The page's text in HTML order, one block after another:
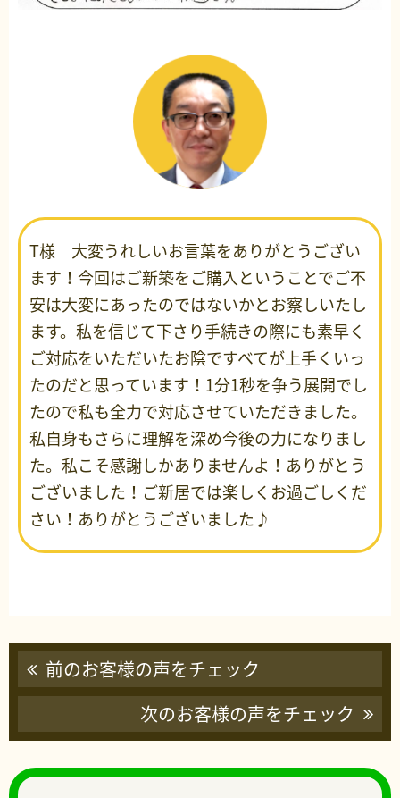
T様 大変うれしいお言葉をありがとうござい
ます！今回はご新築をご購入ということでご不
安は大変にあったのではないかとお察しいたし
ます。私を信じて下さり手続きの際にも素早く
ご対応をいただいたお陰ですべてが上手くいっ
たのだと思っています！1分1秒を争う展開でし
たので私も全力で対応させていただきました。
私自身もさらに理解を深め今後の力になりまし
た。私こそ感謝しかありませんよ！ありがとう
ございました！ご新居では楽しくお過ごしくだ
さい！ありがとうございました♪
前のお客様の声をチェック
次のお客様の声をチェック